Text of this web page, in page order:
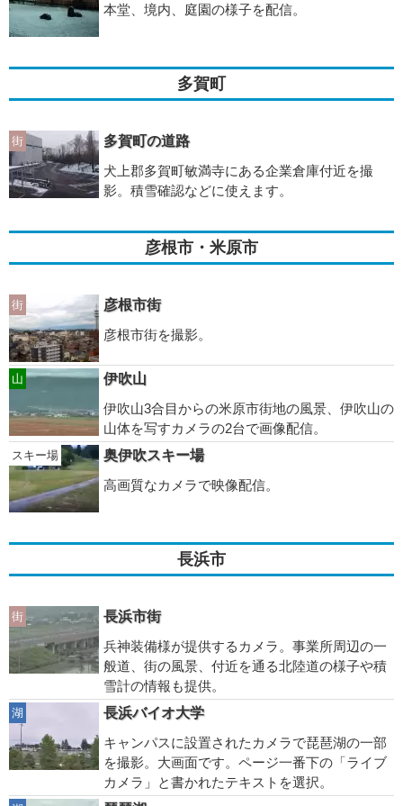
本堂、境内、庭園の様子を配信。
多賀町
街
多賀町の道路
犬上郡多賀町敏満寺にある企業倉庫付近を撮
影。積雪確認などに使えます。
彦根市・米原市
街
彦根市街
彦根市街を撮影。
山
伊吹山
伊吹山3合目からの米原市街地の風景、伊吹山の
山体を写すカメラの2台で画像配信。
スキー場
奥伊吹スキー場
高画質なカメラで映像配信。
長浜市
街
長浜市街
兵神装備様が提供するカメラ。事業所周辺の一
般道、街の風景、付近を通る北陸道の様子や積
雪計の情報も提供。
湖
長浜バイオ大学
キャンパスに設置されたカメラで琵琶湖の一部
を撮影。大画面です。ページ一番下の「ライブ
カメラ」と書かれたテキストを選択。